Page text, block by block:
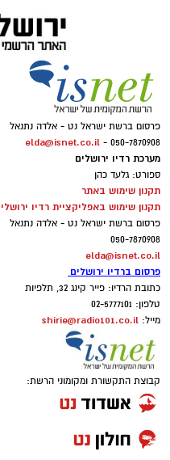
פרסום ברשת ישראל נט - אלדה נתנאל
050-7870908 -
elda@isnet.co.il
מערכת רדיו ירושלים
ספורט: גלעד כהן
תקנון שימוש באתר
תקנון שימוש באפליקציית רדיו
פרסום ברשת ישראל נט - אלדה נתנאל
050-7870908
elda@isnet.co.il
פרסום ברדיו ירושלים
כתובת הרדיו: פייר קינג 32, תלפיות
טלפון: 02-5777101
מייל: shirie@radio101.co.il
קבוצת התקשורת ומקומוני הרשת: